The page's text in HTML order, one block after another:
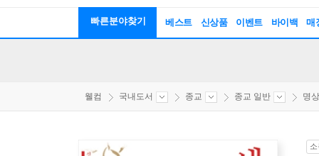
빠른분야찾기 베스트 신상품 이벤트 바이백 매
웰컴 국내도서 종교 종교 일반 명상